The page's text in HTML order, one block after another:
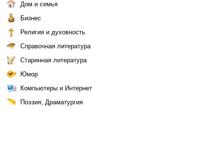
Дом и семья
Бизнес
Религия и духовность
Справочная литература
Старинная литература
Юмор
Компьютеры и Интернет
Поэзия, Драматургия